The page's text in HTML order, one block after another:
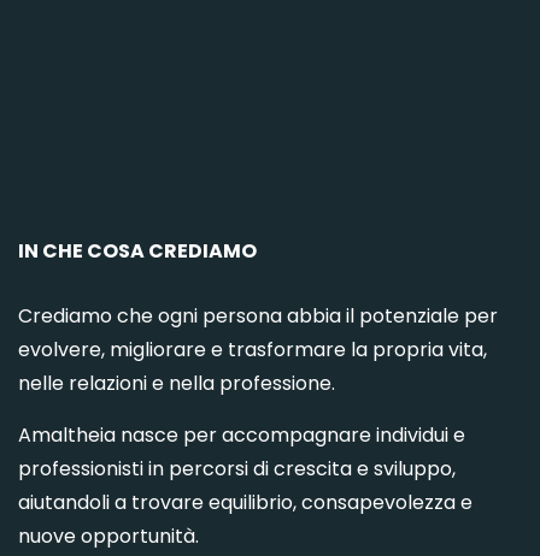
IN CHE COSA CREDIAMO
Crediamo che ogni persona abbia il potenziale per
evolvere, migliorare e trasformare la propria vita,
nelle relazioni e nella professione.
Amaltheia nasce per accompagnare individui e
professionisti in percorsi di crescita e sviluppo,
aiutandoli a trovare equilibrio, consapevolezza e
nuove opportunità.